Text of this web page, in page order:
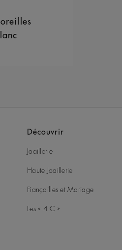
Découvrir
Joaillerie
Haute Joaillerie
Fiançailles et Mariage
Les « 4 C »